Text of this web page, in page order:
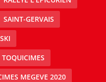
SAINT-GERVAIS
SKI
TOQUICIMES
MEGEVE 2020